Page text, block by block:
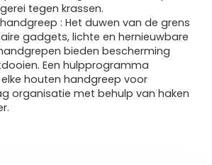
tegen krassen.
: Het duwen van de grens
gadgets, lichte en hernieuwbare
bieden bescherming
Een hulpprogramma
houten handgreep voor
organisatie met behulp van haken